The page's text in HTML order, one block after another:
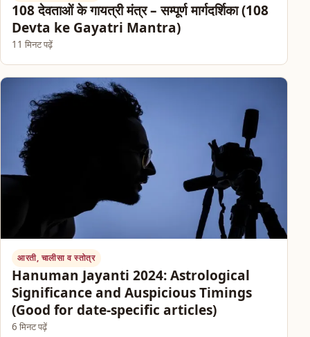
108 देवताओं के गायत्री मंत्र – सम्पूर्ण मार्गदर्शिका (108
Devta ke Gayatri Mantra)
11 मिनट पढ़ें
आरती, चालीसा व स्तोत्र
Hanuman Jayanti 2024: Astrological
Significance and Auspicious Timings
(Good for date-specific articles)
6 मिनट पढ़ें